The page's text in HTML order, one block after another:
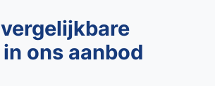
ons aanbod